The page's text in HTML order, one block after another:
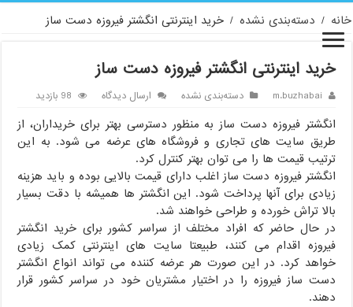
خانه / دسته‌بندی نشده / خرید اینترنتی انگشتر فیروزه دست ساز
خرید اینترنتی انگشتر فیروزه دست ساز
m.buzhabai دسته‌بندی نشده ارسال دیدگاه 98 بازدید
انگشتر فیروزه دست ساز به منظور دسترسی بهتر برای خریداران، از
طریق سایت های تجاری و فروشگاه های عرضه می شود. به این
ترتیب قیمت ها را می توان بهتر کنترل کرد.
انگشتر فیروزه دست ساز اغلب دارای قیمت بالایی بوده و باید هزینه
زیادی برای آنها پرداخت شود. این انگشتر ها همیشه با دقت بسیار
بالا تراش خورده و طراحی خواهند شد.
در حال حاضر که افراد مختلف از سراسر کشور برای خرید انگشتر
فیروزه اقدام می کنند، طبیعتا سایت های اینترنتی کمک زیادی
خواهد کرد. در این صورت هر عرضه کننده می تواند انواع انگشتر
دست ساز فیروزه را در اختیار مشتریان خود در سراسر کشور قرار
دهند.